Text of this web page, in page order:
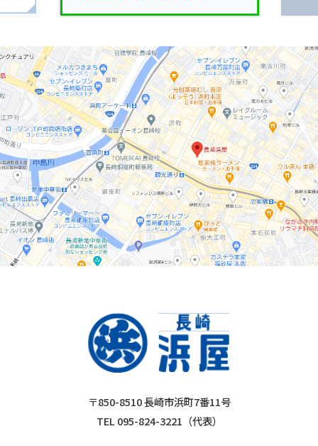
〒850-8510 長崎市浜町7番11号
TEL 095-824-3221（代表）